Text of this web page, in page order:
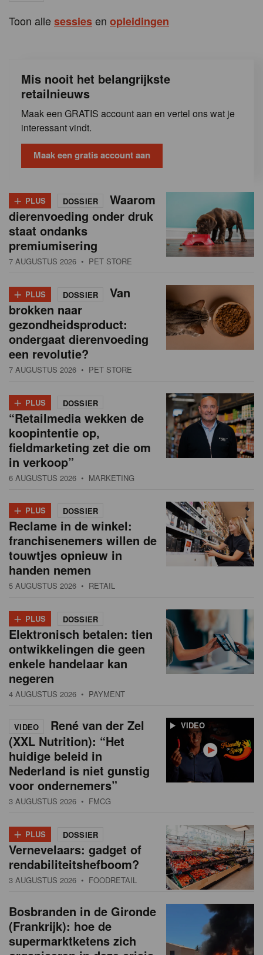
Toon allesessiesen opleidingen
Mis nooit het belangrijkste
retailnieuws
Maak een GRATIS account aan en vertel ons wat je
interessant vindt.
Maak een gratis account aan
+ PLUS DOSSIER
Waarom
dierenvoeding onder druk
staat ondanks
premiumisering
7 AUGUSTUS 2026 • PET STORE
+ PLUS DOSSIER
Van
brokken naar
gezondheidsproduct:
ondergaat dierenvoeding
een revolutie?
7 AUGUSTUS 2026 • PET STORE
+ PLUS DOSSIER
“Retailmedia wekken de
koopintentie op,
fieldmarketing zet die om
in verkoop”
6 AUGUSTUS 2026 • MARKETING
+ PLUS DOSSIER
Reclame in de winkel:
franchisenemers willen de
touwtjes opnieuw in
handen nemen
5 AUGUSTUS 2026 • RETAIL
+ PLUS DOSSIER
Elektronisch betalen: tien
ontwikkelingen die geen
enkele handelaar kan
negeren
4 AUGUSTUS 2026 • PAYMENT
VIDEO
VIDEO
René van der Zel
(XXL Nutrition): “Het
huidige beleid in
Nederland is niet gunstig
voor ondernemers”
3 AUGUSTUS 2026 • FMCG
+ PLUS DOSSIER
Vernevelaars: gadget of
rendabiliteitshefboom?
3 AUGUSTUS 2026 • FOODRETAIL
Bosbranden in de Gironde
(Frankrijk): hoe de
supermarktketens zich